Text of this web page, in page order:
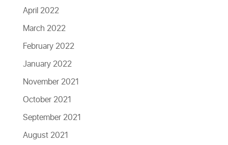
April 2022
March 2022
February 2022
January 2022
November 2021
October 2021
September 2021
August 2021